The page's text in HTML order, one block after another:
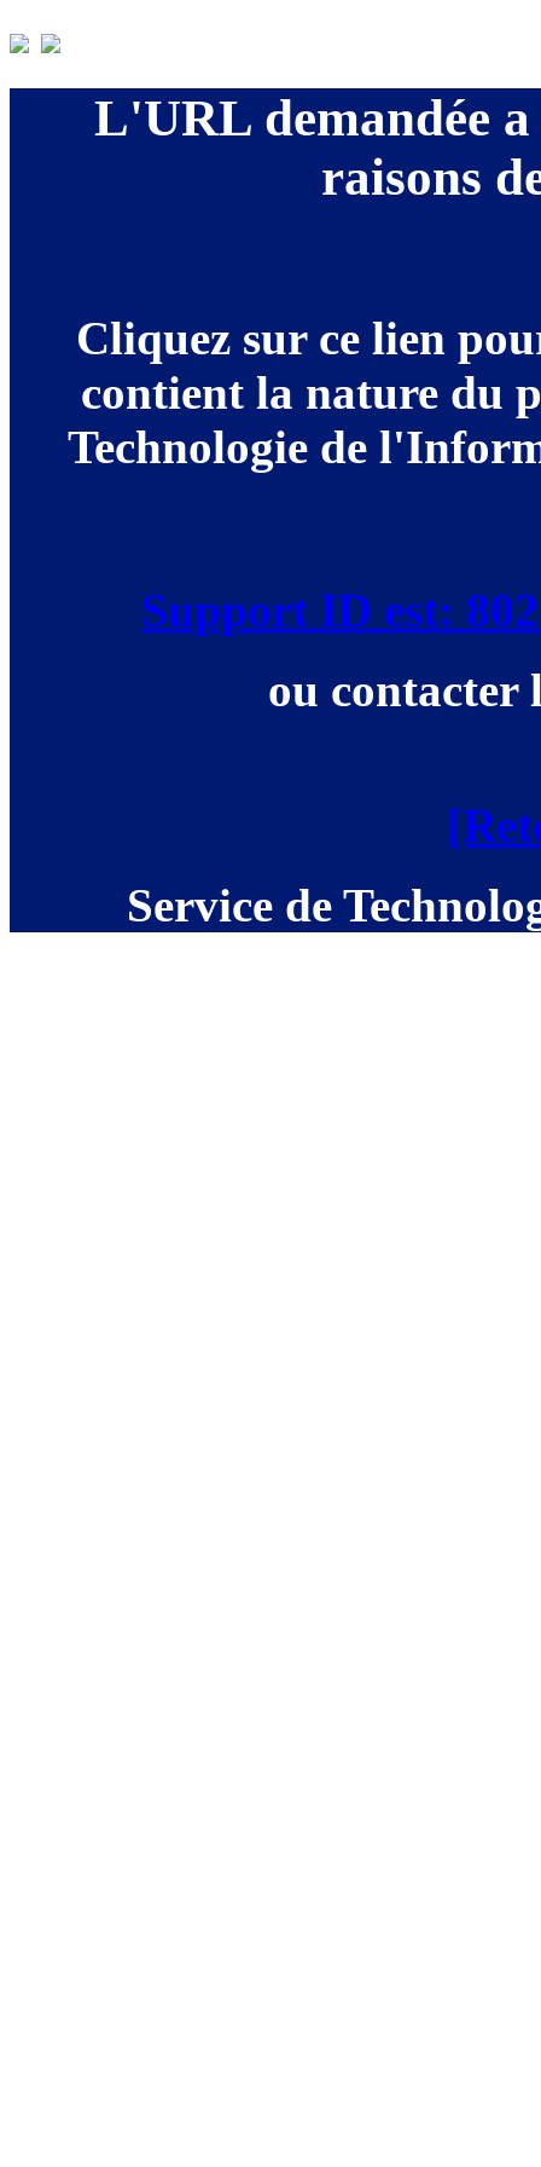
L'URL demandée a
raisons
Cliquez sur ce lien
contient la nature du
Technologie de
Support ID est:
ou contacter
Service de